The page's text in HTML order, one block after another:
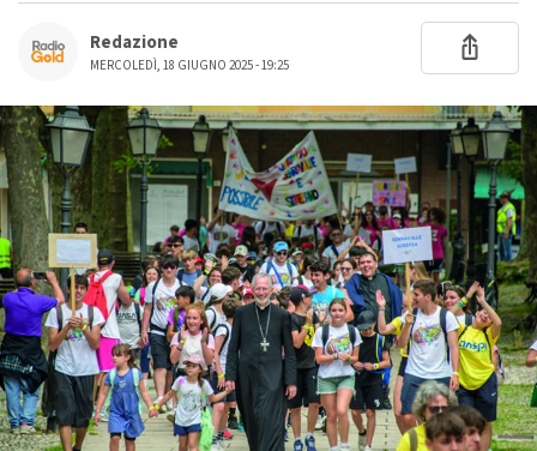
Redazione
MERCOLEDÌ, 18 GIUGNO 2025 - 19:25